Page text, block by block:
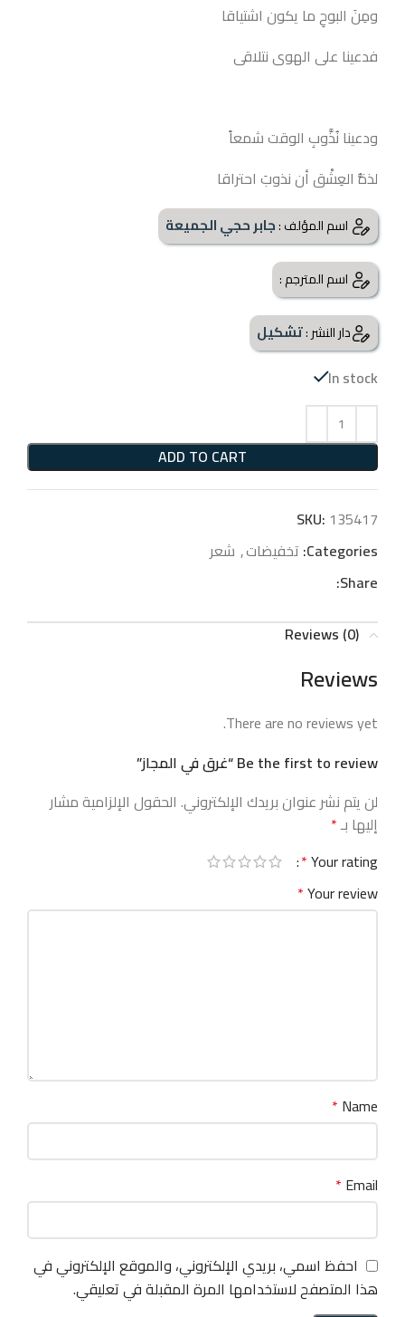
ومِنَ البوحِ ما يكون اشتياقا
فدعينا على الهوى نتلاقى
ودعينا نُذَّوبِ الوقت شمعاً
لذةُّ العِشْق أن نذوبَ احتراقا
اسم المؤلف :جابر حجي الجميعة
اسم المترجم :
دار النشر :تشكيل
In stock
ADD TO CART
SKU: 135417
Categories: تخفيضات, شعر
Share:
Reviews (0)
Reviews
There are no reviews yet.
Be the first to review “غرق في المجاز”
لن يتم نشر عنوان بريدك الإلكتروني. الحقول الإلزامية مشار
إليها بـ*
Your rating
*
Your review
*
Name
*
Email
*
احفظ اسمي، بريدي الإلكتروني، والموقع الإلكتروني في
هذا المتصفح لاستخدامها المرة المقبلة في تعليقي.